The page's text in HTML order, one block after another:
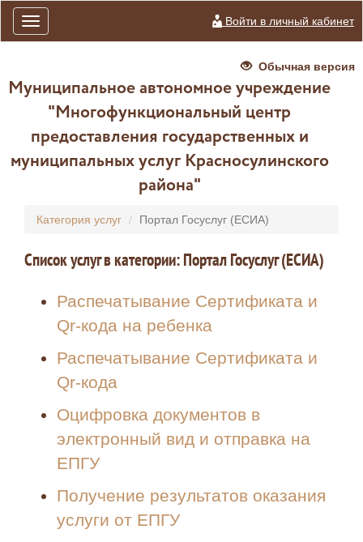
Toggle
navigation
Войти в личный кабинет
Обычная версия
Муниципальное автономное учреждение
"Многофункциональный центр
предоставления государственных и
муниципальных услуг Красносулинского
района"
Категория услуг Портал Госуслуг (ЕСИА)
Список услуг в категории: Портал Госуслуг (ЕСИА)
Распечатывание Сертификата и
Qr-кода на ребенка
Распечатывание Сертификата и
Qr-кода
Оцифровка документов в
электронный вид и отправка на
ЕПГУ
Получение результатов оказания
услуги от ЕПГУ